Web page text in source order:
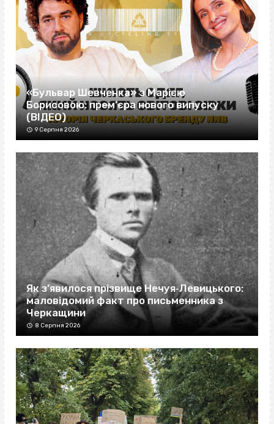
«Бульвар Шевченка» з Марією
Борисовою: прем’єра нового випуску
(ВІДЕО)
9 Серпня 2026
Як з’явилося прізвище Нечуя‐Левицького:
маловідомий факт про письменника з
Черкащини
8 Серпня 2026